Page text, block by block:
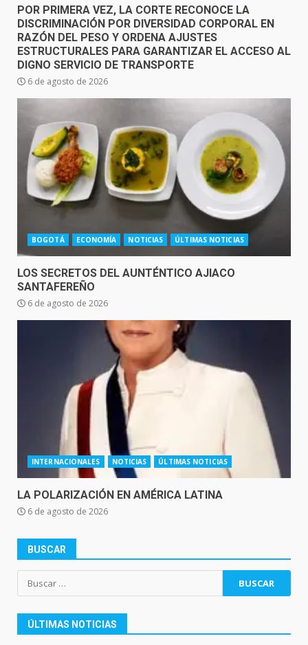
POR PRIMERA VEZ, LA CORTE RECONOCE LA
DISCRIMINACIÓN POR DIVERSIDAD CORPORAL EN
RAZÓN DEL PESO Y ORDENA AJUSTES
ESTRUCTURALES PARA GARANTIZAR EL ACCESO AL
DIGNO SERVICIO DE TRANSPORTE
6 de agosto de 2026
BOGOTÁ ECONOMÍA NOTICIAS ÚLTIMAS NOTICIAS
LOS SECRETOS DEL AUNTÉNTICO AJIACO
SANTAFEREÑO
6 de agosto de 2026
INTERNACIONALES NOTICIAS ÚLTIMAS NOTICIAS
LA POLARIZACIÓN EN AMÉRICA LATINA
6 de agosto de 2026
BUSCAR
Buscar:
ÚLTIMAS NOTICIAS